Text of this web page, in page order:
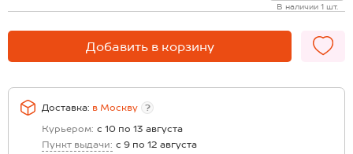
В наличии 1 шт.
Добавить в корзину
Доставка: в Москву
?
Курьером: с 10 по 13 августа
Пункт выдачи: с 9 по 12 августа